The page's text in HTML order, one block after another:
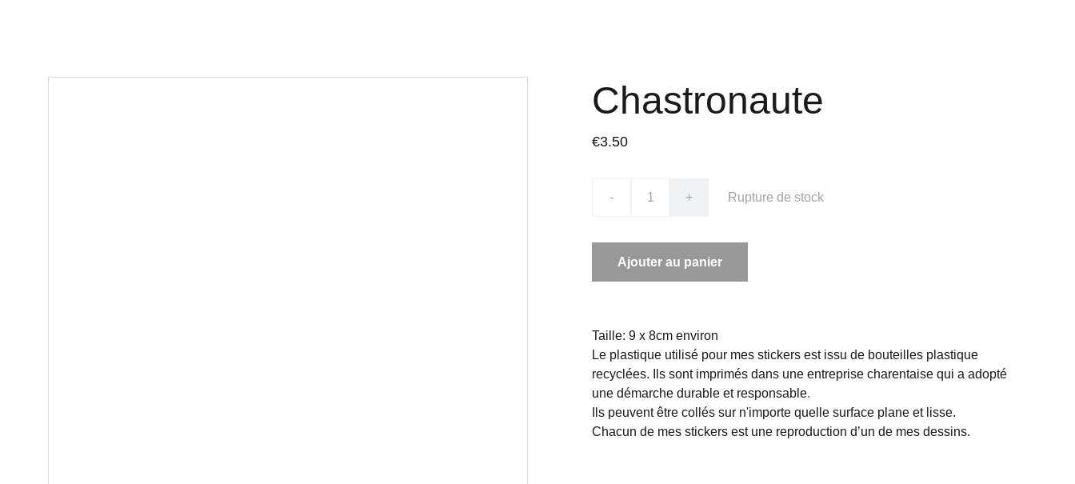
Chastronaute
€3.50
- + Rupture de stock
Ajouter au panier
Taille: 9 x 8cm environ
Le plastique utilisé pour mes stickers est issu de bouteilles plastique
recyclées. Ils sont imprimés dans une entreprise charentaise qui a adopté
une démarche durable et responsable.
Ils peuvent être collés sur n'importe quelle surface plane et lisse.
Chacun de mes stickers est une reproduction d’un de mes dessins.